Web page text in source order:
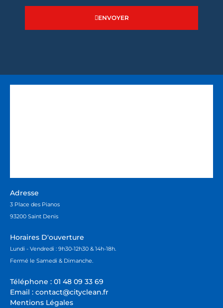
ENVOYER
Adresse
3 Place des Pianos
93200 Saint Denis
Horaires D'ouverture
Lundi - Vendredi : 9h30-12h30 & 14h-18h.
Fermé le Samedi & Dimanche.
Téléphone : 01 48 09 33 69
Email : contact@cityclean.fr
Mentions Légales